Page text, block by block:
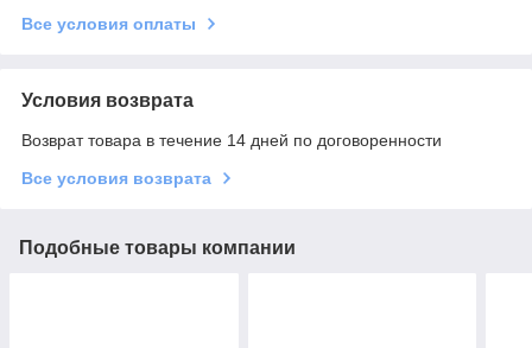
Все условия оплаты
Условия возврата
Возврат товара в течение 14 дней по договоренности
Все условия возврата
Подобные товары компании